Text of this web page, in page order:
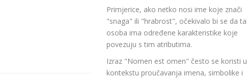
Primjerice, ako netko nosi ime koje znači
"snaga" ili "hrabrost", očekivalo bi se da ta
osoba ima određene karakteristike koje
povezuju s tim atributima.
Izraz "Nomen est omen" često se koristi u
kontekstu proučavanja imena, simbolike i